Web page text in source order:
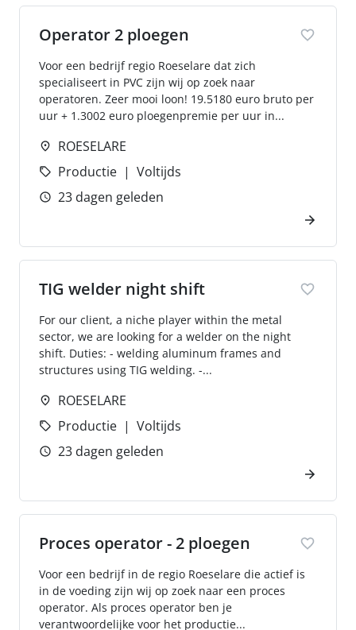
Operator 2 ploegen
Voor een bedrijf regio Roeselare dat zich
specialiseert in PVC zijn wij op zoek naar
operatoren. Zeer mooi loon! 19.5180 euro bruto per
uur + 1.3002 euro ploegenpremie per uur in...
ROESELARE
Productie
Voltijds
23 dagen geleden
TIG welder night shift
For our client, a niche player within the metal
sector, we are looking for a welder on the night
shift. Duties: - welding aluminum frames and
structures using TIG welding. -...
ROESELARE
Productie
Voltijds
23 dagen geleden
Proces operator - 2 ploegen
Voor een bedrijf in de regio Roeselare die actief is
in de voeding zijn wij op zoek naar een proces
operator. Als proces operator ben je
verantwoordelijke voor het productie...